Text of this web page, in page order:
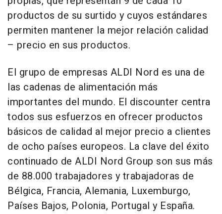
productos de su surtido y cuyos estándares
permiten mantener la mejor relación calidad
– precio en sus productos.
El grupo de empresas ALDI Nord es una de
las cadenas de alimentación más
importantes del mundo. El discounter centra
todos sus esfuerzos en ofrecer productos
básicos de calidad al mejor precio a clientes
de ocho países europeos. La clave del éxito
continuado de ALDI Nord Group son sus más
de 88.000 trabajadores y trabajadoras de
Bélgica, Francia, Alemania, Luxemburgo,
Países Bajos, Polonia, Portugal y España.